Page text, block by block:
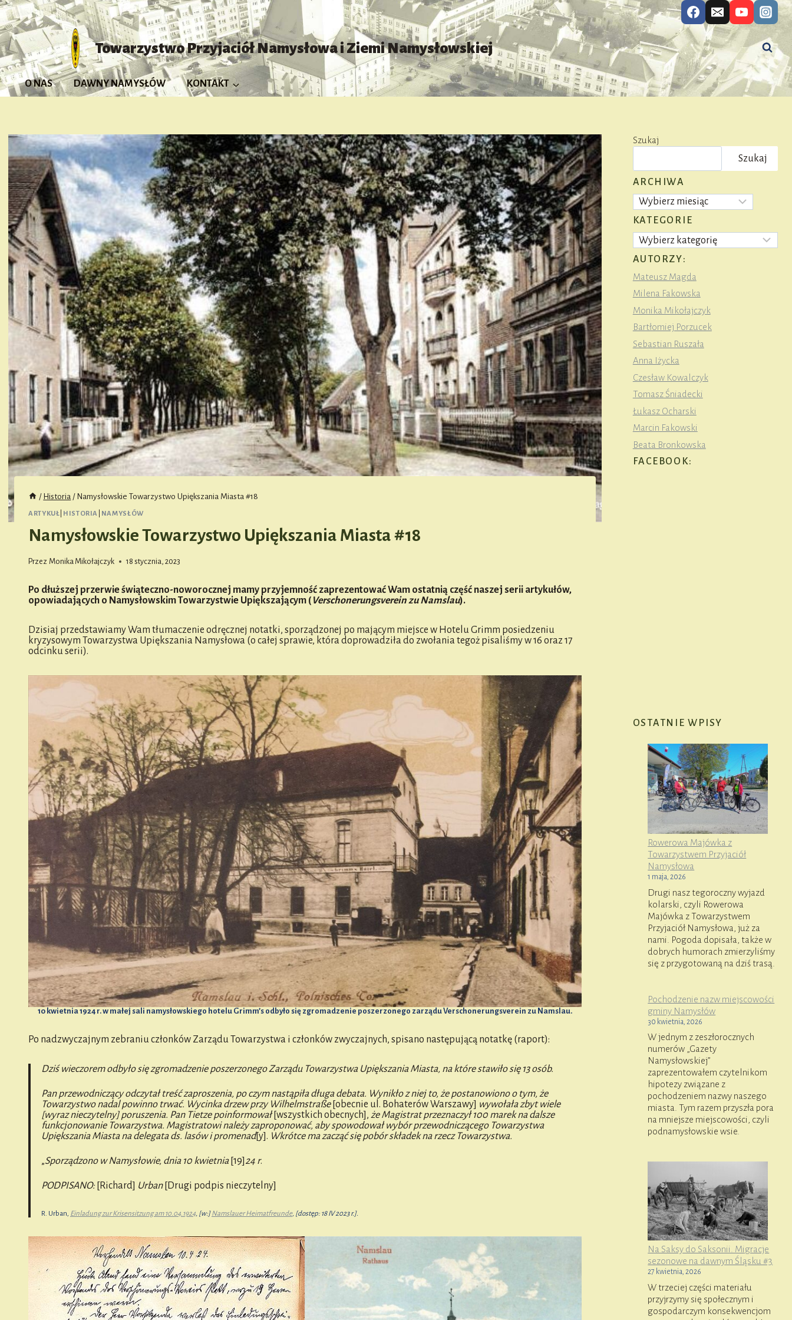
Przejdź
do
treści
Towarzystwo Przyjaciół Namysłowa i Ziemi Namysłowskiej
O NAS DAWNY NAMYSŁÓW KONTAKT
/ Historia / Namysłowskie Towarzystwo Upiększania Miasta #18
ARTYKUŁ HISTORIA NAMYSŁÓW
Namysłowskie Towarzystwo Upiększania Miasta #18
Przez Monika Mikołajczyk 18 stycznia, 2023
Po dłuższej przerwie świąteczno-noworocznej mamy przyjemność zaprezentować Wam ostatnią część naszej serii artykułów,
opowiadających o Namysłowskim Towarzystwie Upiększającym ( Verschonerungsverein zu Namslau).
Dzisiaj przedstawiamy Wam tłumaczenie odręcznej notatki, sporządzonej po mającym miejsce w Hotelu Grimm posiedzeniu
kryzysowym Towarzystwa Upiększania Namysłowa (o całej sprawie, która doprowadziła do zwołania tegoż pisaliśmy w 16 oraz 17
odcinku serii).
10 kwietnia 1924 r. w małej sali namysłowskiego hotelu Grimm’s odbyło się zgromadzenie poszerzonego zarządu Verschonerungsverein zu Namslau.
Po nadzwyczajnym zebraniu członków Zarządu Towarzystwa i członków zwyczajnych, spisano następującą notatkę (raport):
Dziś wieczorem odbyło się zgromadzenie poszerzonego Zarządu Towarzystwa Upiększania Miasta, na które stawiło się 13 osób.
Pan przewodniczący odczytał treść zaproszenia, po czym nastąpiła długa debata. Wynikło z niej to, że postanowiono o tym, że
Towarzystwo nadal powinno trwać. Wycinka drzew przy Wilhelmstraße[obecnie ul. Bohaterów Warszawy] wywołała zbyt wiele
[wyraz nieczytelny] poruszenia. Pan Tietze poinformował [wszystkich obecnych], że Magistrat przeznaczył 100 marek na dalsze
funkcjonowanie Towarzystwa. Magistratowi należy zaproponować, aby spowodował wybór przewodniczącego Towarzystwa
Upiększania Miasta na delegata ds. lasów i promenad[y]. Wkrótce ma zacząć się pobór składek na rzecz Towarzystwa.
„Sporządzono w Namysłowie, dnia 10 kwietnia [19] 24 r.
PODPISANO: [Richard] Urban[Drugi podpis nieczytelny]
R. Urban, Einladung zur Krisensitzung am 10.04.1924, [w:]Namslauer Heimatfreunde, [dostęp: 18 IV 2023 r.].
Szukaj
Szukaj
ARCHIWA
Archiwa
KATEGORIE
Kategorie
AUTORZY:
Mateusz Magda
Milena Fakowska
Monika Mikołajczyk
Bartłomiej Porzucek
Sebastian Ruszała
Anna Iżycka
Czesław Kowalczyk
Tomasz Śniadecki
Łukasz Ocharski
Marcin Fakowski
Beata Bronkowska
FACEBOOK:
OSTATNIE WPISY
Rowerowa Majówka z
Towarzystwem Przyjaciół
Namysłowa
1 maja, 2026
Drugi nasz tegoroczny wyjazd
kolarski, czyli Rowerowa
Majówka z Towarzystwem
Przyjaciół Namysłowa, już za
nami. Pogoda dopisała, także w
dobrych humorach zmierzyliśmy
się z przygotowaną na dziś trasą.
Pochodzenie nazw miejscowości
gminy Namysłów
30 kwietnia, 2026
W jednym z zeszłorocznych
numerów „Gazety
Namysłowskiej”
zaprezentowałem czytelnikom
hipotezy związane z
pochodzeniem nazwy naszego
miasta. Tym razem przyszła pora
na mniejsze miejscowości, czyli
podnamysłowskie wsie.
Na Saksy do Saksonii. Migracje
sezonowe na dawnym Śląsku #3
27 kwietnia, 2026
W trzeciej części materiału
przyjrzymy się społecznym i
gospodarczym konsekwencjom